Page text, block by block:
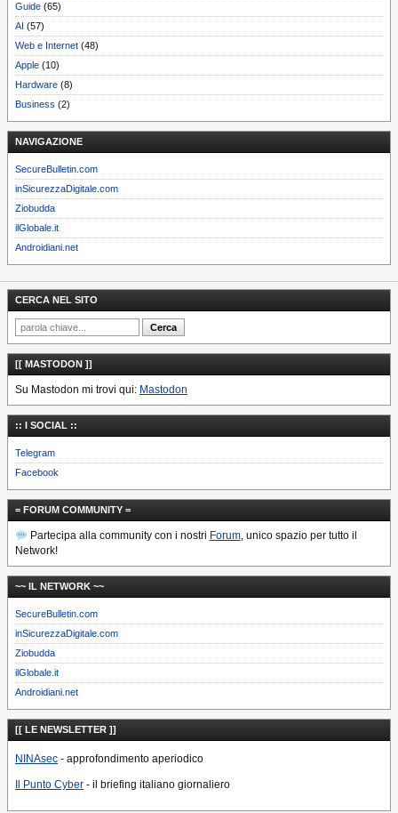
Guide (65)
AI (57)
Web e Internet (48)
Apple (10)
Hardware (8)
Business (2)
NAVIGAZIONE
SecureBulletin.com
inSicurezzaDigitale.com
Ziobudda
ilGlobale.it
Androidiani.net
CERCA NEL SITO
[[ MASTODON ]]
Su Mastodon mi trovi qui: Mastodon
:: I SOCIAL ::
Telegram
Facebook
= FORUM COMMUNITY =
Partecipa alla community con i nostri Forum, unico spazio per tutto il
Network!
~~ IL NETWORK ~~
SecureBulletin.com
inSicurezzaDigitale.com
Ziobudda
ilGlobale.it
Androidiani.net
[[ LE NEWSLETTER ]]
NINAsec - approfondimento aperiodico
Il Punto Cyber - il briefing italiano giornaliero